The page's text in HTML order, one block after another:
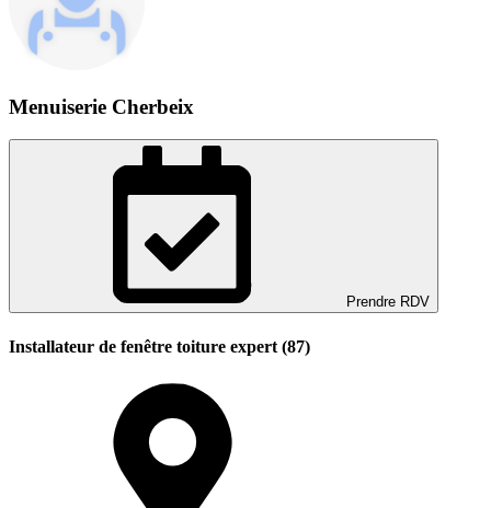
Menuiserie Cherbeix
Prendre RDV
Installateur de fenêtre toiture expert (87)